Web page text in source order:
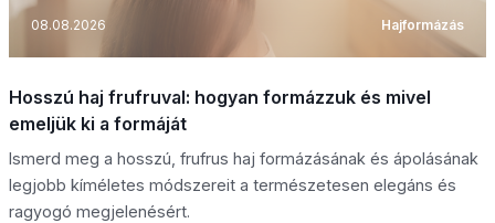
08.08.2026 Hajformázás
Hosszú haj frufruval: hogyan formázzuk és mivel
emeljük ki a formáját
Ismerd meg a hosszú, frufrus haj formázásának és ápolásának
legjobb kíméletes módszereit a természetesen elegáns és
ragyogó megjelenésért.